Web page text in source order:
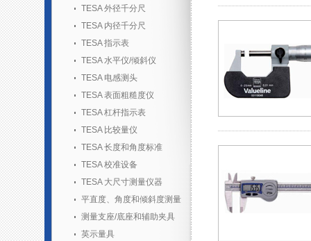
TESA 外径千分尺
TESA 内径千分尺
TESA 指示表
TESA 水平仪/倾斜仪
TESA 电感测头
TESA 表面粗糙度仪
TESA 杠杆指示表
TESA 比较量仪
TESA 长度和角度标准
TESA 校准设备
TESA 大尺寸测量仪器
平直度、角度和倾斜度测量
测量支座/底座和辅助夹具
英示量具